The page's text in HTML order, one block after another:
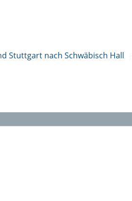
Stuttgart nach Schwäbisch Hall